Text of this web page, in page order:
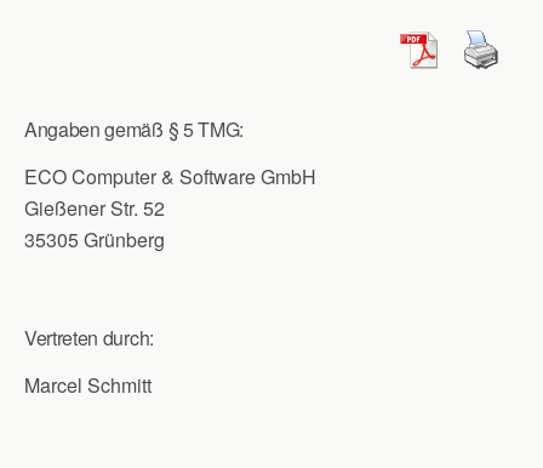
Angaben gemäß § 5 TMG:
ECO Computer & Software GmbH
Gießener Str. 52
35305 Grünberg
Vertreten durch:
Marcel Schmitt